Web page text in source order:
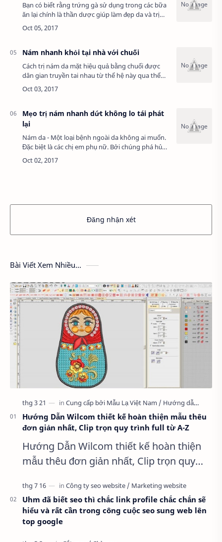
Bạn có biết rằng trứng gà sử dụng trong các bữa
ăn lại chính là thần dược giúp làm đẹp da và trị
nám hiệu quả không? Hãy thử ngay cách trị nám
da mặt bằng lòng trắng trứng và trải …
Nám nhanh khỏi tại nhà với chuối
Cách trị nám da mặt hiệu quả bằng chuối được
dân gian truyền tai nhau từ thế hệ này qua thế
hệ khác, và cho đến nay nó vẫn luôn được nhiều
chị em phụ nữ sử dụng vì tính hiệu quả, đ…
Mẹo trị nám nhanh dứt không lo tái phát
lại
Nám da - Một loại bệnh ngoài da không ai muốn.
Đặc biệt là các chị em phụ nữ. Bởi chúng phá hủy
nhan sắc cũng như làm các chị em thêm phầm
xấu xí, già nua trước mặt mọi người. Vậy …
Đăng nhận xét
Bài Viết Xem Nhiều...
Hướng Dẫn Wilcom thiết kế hoàn thiện mẫu thêu
đơn giản nhất, Clip trọn quy trình full từ A-Z
Hướng Dẫn Wilcom thiết kế hoàn thiện
mẫu thêu đơn giản nhất, Clip trọn quy
thuật mới vào nghề, clip thực hành t…
Uhm đã biết seo thì chắc link profile chắc chắn sẽ
hiểu và rất cần trong công cuộc seo sung web lên
top google